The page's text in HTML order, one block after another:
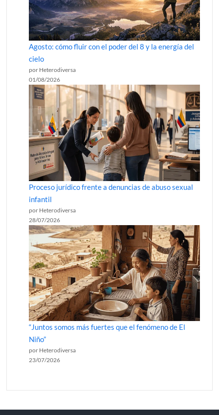
Agosto: cómo fluir con el poder del 8 y la energía del
cielo
por Heterodiversa
01/08/2026
Proceso jurídico frente a denuncias de abuso sexual
infantil
por Heterodiversa
28/07/2026
“Juntos somos más fuertes que el fenómeno de El
Niño”
por Heterodiversa
23/07/2026